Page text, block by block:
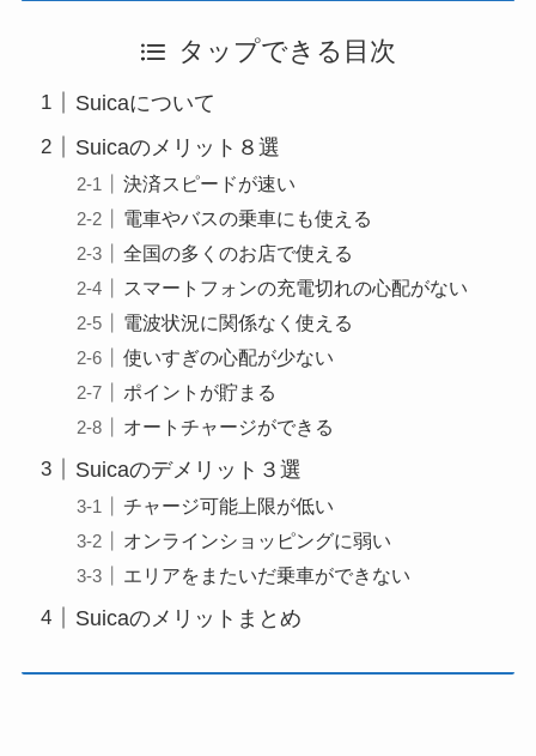
タップできる目次
Suicaについて
Suicaのメリット８選
決済スピードが速い
電車やバスの乗車にも使える
全国の多くのお店で使える
スマートフォンの充電切れの心配がない
電波状況に関係なく使える
使いすぎの心配が少ない
ポイントが貯まる
オートチャージができる
Suicaのデメリット３選
チャージ可能上限が低い
オンラインショッピングに弱い
エリアをまたいだ乗車ができない
Suicaのメリットまとめ